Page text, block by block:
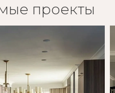
проекты